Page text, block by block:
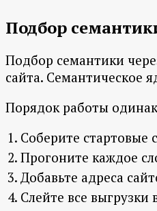
Подбор
Подбор семантики
сайта. Семантическое
Порядок работы
Соберите стартовые
Прогоните каждое
Добавьте адреса
Слейте все